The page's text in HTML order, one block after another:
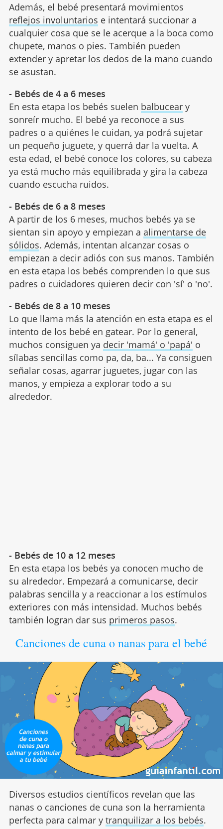
Además, el bebé presentará movimientos
reflejos involuntarios e intentará succionar a
cualquier cosa que se le acerque a la boca como
chupete, manos o pies. También pueden
extender y apretar los dedos de la mano cuando
se asustan.
- Bebés de 4 a 6 meses
En esta etapa los bebés suelen balbuceary
sonreír mucho. El bebé ya reconoce a sus
padres o a quiénes le cuidan, ya podrá sujetar
un pequeño juguete, y querrá dar la vuelta. A
esta edad, el bebé conoce los colores, su cabeza
ya está mucho más equilibrada y gira la cabeza
cuando escucha ruidos.
- Bebés de 6 a 8 meses
A partir de los 6 meses, muchos bebés ya se
sientan sin apoyo y empiezan a alimentarse de
sólidos. Además, intentan alcanzar cosas o
empiezan a decir adiós con sus manos. También
en esta etapa los bebés comprenden lo que sus
padres o cuidadores quieren decir con 'sí' o 'no'.
- Bebés de 8 a 10 meses
Lo que llama más la atención en esta etapa es el
intento de los bebé en gatear. Por lo general,
muchos consiguen ya decir 'mamá' o 'papá' o
sílabas sencillas como pa, da, ba... Ya consiguen
señalar cosas, agarrar juguetes, jugar con las
manos, y empieza a explorar todo a su
alrededor.
- Bebés de 10 a 12 meses
En esta etapa los bebés ya conocen mucho de
su alrededor. Empezará a comunicarse, decir
palabras sencilla y a reaccionar a los estímulos
exteriores con más intensidad. Muchos bebés
también logran dar sus primeros pasos.
Canciones de cuna o nanas para el bebé
Diversos estudios científicos revelan que las
nanas o canciones de cuna son la herramienta
perfecta para calmar y tranquilizar a los bebés.